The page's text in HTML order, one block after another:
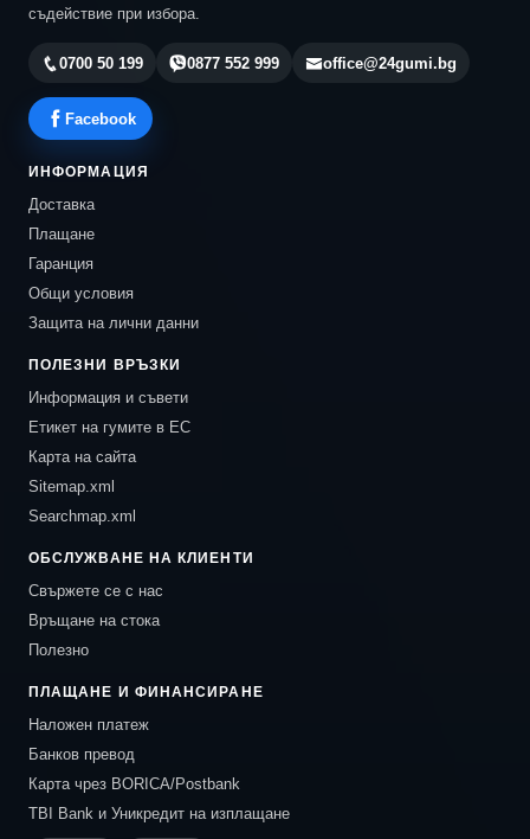
съдействие при избора.
0700 50 199 0877 552 999 office@24gumi.bg
Facebook
ИНФОРМАЦИЯ
Доставка
Плащане
Гаранция
Общи условия
Защита на лични данни
ПОЛЕЗНИ ВРЪЗКИ
Информация и съвети
Етикет на гумите в ЕС
Карта на сайта
Sitemap.xml
Searchmap.xml
ОБСЛУЖВАНЕ НА КЛИЕНТИ
Свържете се с нас
Връщане на стока
Полезно
ПЛАЩАНЕ И ФИНАНСИРАНЕ
Наложен платеж
Банков превод
Карта чрез BORICA/Postbank
TBI Bank и Уникредит на изплащане